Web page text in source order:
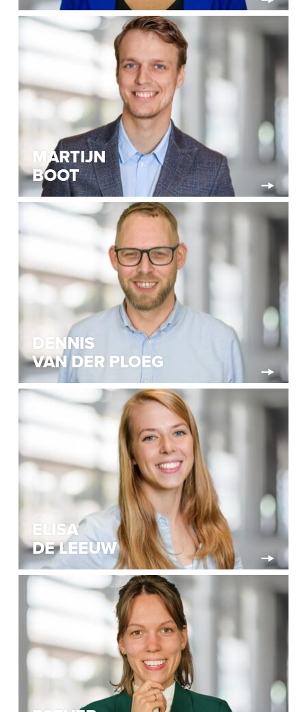
MARTIJN
BOOT
DENNIS
VAN DER PLOEG
ELISA
DE LEEUW